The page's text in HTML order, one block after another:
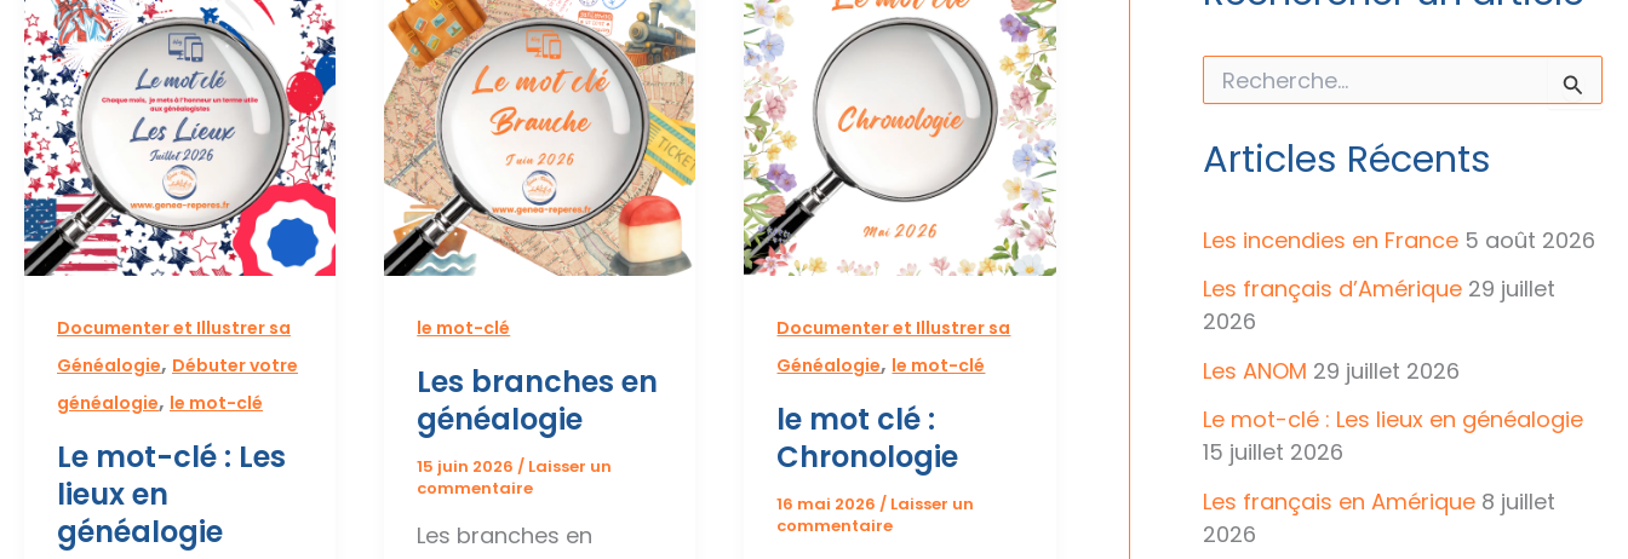
Documenter et Illustrer sa
Généalogie, Débuter votre
généalogie, le mot-clé
Le mot-clé : Les
lieux en
généalogie
le mot-clé
Les branches en
généalogie
15 juin 2026/ Laisser un
commentaire
Les branches en
Documenter et Illustrer sa
Généalogie, le mot-clé
le mot clé :
Chronologie
16 mai 2026/ Laisser un
commentaire
e
h
r
:
Articles Récents
Les incendies en France 5 août 2026
Les français d’Amérique 29 juillet
2026
Les ANOM 29 juillet 2026
Le mot-clé : Les lieux en généalogie
15 juillet 2026
Les français en Amérique 8 juillet
2026